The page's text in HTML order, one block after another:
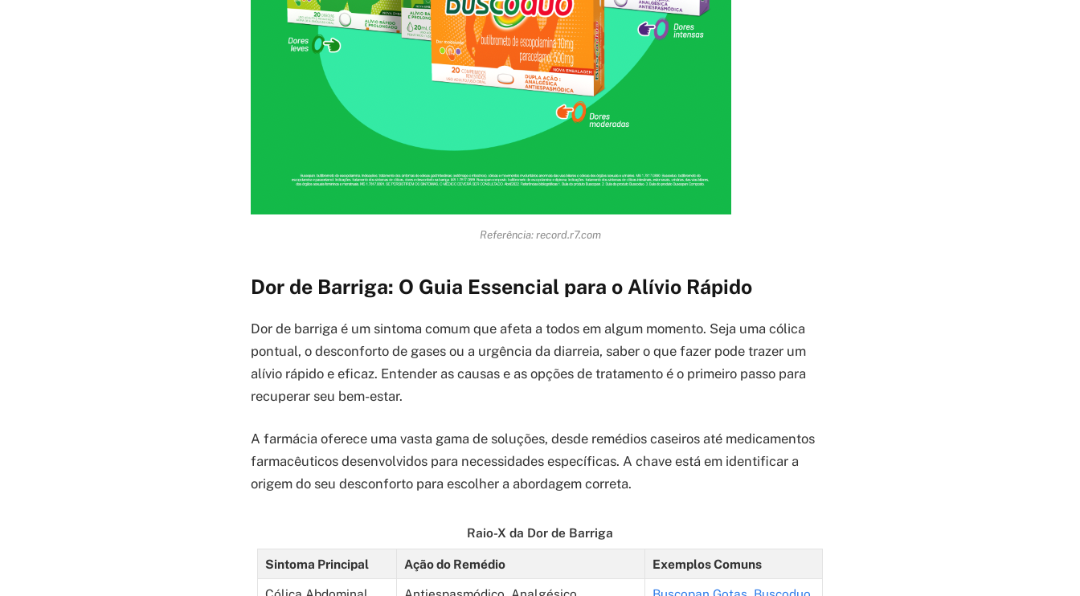
Referência: record.r7.com
Dor de Barriga: O Guia Essencial para o Alívio Rápido
Dor de barriga é um sintoma comum que afeta a todos em algum momento. Seja uma cólica
pontual, o desconforto de gases ou a urgência da diarreia, saber o que fazer pode trazer um
alívio rápido e eficaz. Entender as causas e as opções de tratamento é o primeiro passo para
recuperar seu bem-estar.
A farmácia oferece uma vasta gama de soluções, desde remédios caseiros até medicamentos
farmacêuticos desenvolvidos para necessidades específicas. A chave está em identificar a
origem do seu desconforto para escolher a abordagem correta.
Raio-X da Dor de Barriga
Sintoma Principal Ação do Remédio Exemplos Comuns